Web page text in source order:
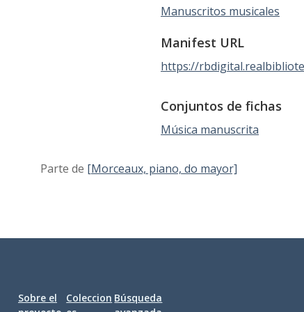
Manuscritos musicales
Manifest URL
https://
Conjuntos de fichas
Música manuscrita
Parte de [Morceaux, piano, do mayor]
Sobre el
Coleccion Búsqueda